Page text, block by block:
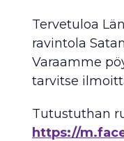
Tervetuloa
ravintola
Varaamme
tarvitse
Tutustuthan
https://